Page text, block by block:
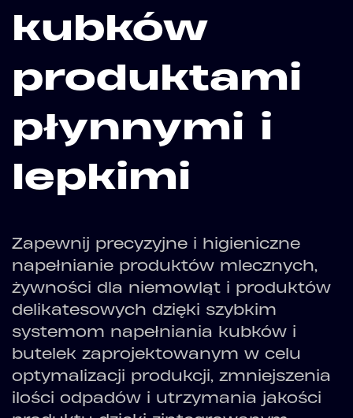
kubków
produktami
płynnymi i
lepkimi
Zapewnij precyzyjne i higieniczne
napełnianie produktów mlecznych,
żywności dla niemowląt i produktów
delikatesowych dzięki szybkim
systemom napełniania kubków i
butelek zaprojektowanym w celu
optymalizacji produkcji, zmniejszenia
ilości odpadów i utrzymania jakości